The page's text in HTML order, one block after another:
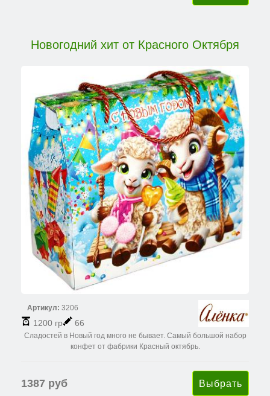
Новогодний хит от Красного Октября
Артикул: 3206
1200 гр 66
Сладостей в Новый год много не бывает. Самый большой набор
конфет от фабрики Красный октябрь.
1387 руб